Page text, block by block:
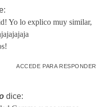
Yo lo explico muy similar,
ACCEDE PARA RESPONDER
dice: